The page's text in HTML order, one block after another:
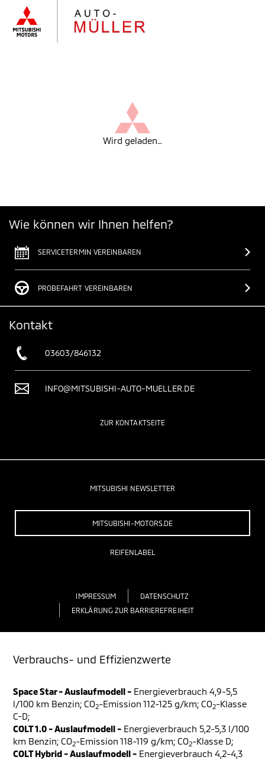
Wird geladen…
Wie können wir Ihnen helfen?
SERVICETERMIN VEREINBAREN
PROBEFAHRT VEREINBAREN
Kontakt
03603/846132
INFO@MITSUBISHI-AUTO-MUELLER.DE
ZUR KONTAKTSEITE
MITSUBISHI NEWSLETTER
MITSUBISHI-MOTORS.DE
REIFENLABEL
IMPRESSUM
DATENSCHUTZ
ERKLÄRUNG ZUR BARRIEREFREIHEIT
Verbrauchs- und Effizienzwerte
Space Star - Auslaufmodell - Energieverbrauch 4,9-5,5
l/100 km Benzin; CO2-Emission 112-125 g/km; CO2-Klasse
C-D;
COLT 1.0 - Auslaufmodell - Energieverbrauch 5,2-5,3 l/100
km Benzin; CO2-Emission 118-119 g/km; CO2-Klasse D;
COLT Hybrid - Auslaufmodell - Energieverbrauch 4,2-4,3